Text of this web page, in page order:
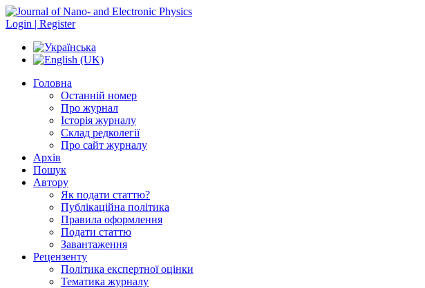
Login | Register
Головна
Останній номер
Про журнал
Історія журналу
Склад редколегії
Про сайт журналу
Архів
Пошук
Автору
Як подати статтю?
Публікаційна політика
Правила оформлення
Подати статтю
Завантаження
Рецензенту
Політика експертної оцінки
Тематика журналу